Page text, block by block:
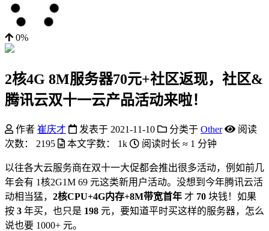
0%
2核4G 8M服务器70元+社区返现，社区&
腾讯云双十一云产品活动来啦！
作者 崔庆才 发表于 2021-11-10 分类于 Other
阅读
次数：
2195 本文字数： 1k 阅读时长 ≈ 1 分钟
以往各大云服务商在双十一大促都会推出很多活动，例如前几
年会有 1核2G1M 69 元这类新用户活动。没想到今年腾讯云活
动相当猛， 2核CPU+4G内存+8M带宽首年 才 70 块钱！如果
按 3 年买，也只是 198 元，要知道平时买这样的服务器，怎么
说也要 1000+ 元。